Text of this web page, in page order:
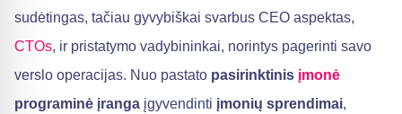
sudėtingas, tačiau gyvybiškai svarbus CEO aspektas,
CTOs, ir pristatymo vadybininkai, norintys pagerinti savo
verslo operacijas. Nuo pastato pasirinktinis įmonė
programinė įranga įgyvendinti įmonių sprendimai,